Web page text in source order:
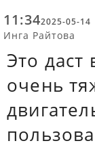
11:342025-05-14
Инга Райтова
Это
очень